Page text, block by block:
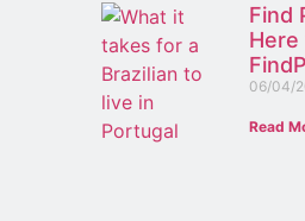
Find
06/04/
Read